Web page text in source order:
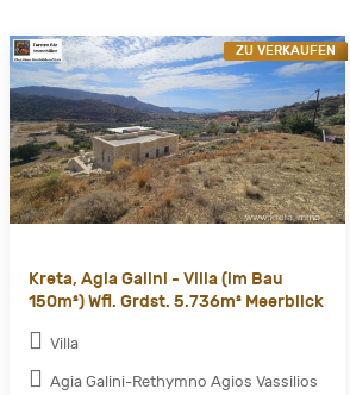
Kreta, Agia Galini - Villa (im Bau
150m²) Wfl. Grdst. 5.736m² Meerblick
Villa
Agia Galini-Rethymno Agios Vassilios
ZU VERKAUFEN